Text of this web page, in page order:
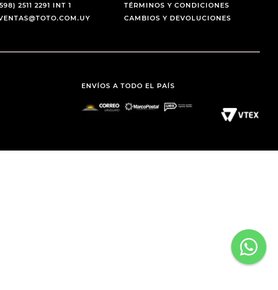
2511 2291 INT 1
TÉRMINOS Y CONDICIONES
CAMBIOS Y DEVOLUCIONES
ENVÍOS A TODO EL PAÍS